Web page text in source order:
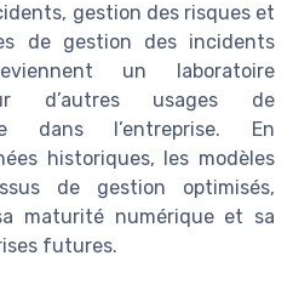
gestion des risques et
de gestion des incidents
un laboratoire
d’autres usages de
dans l’entreprise. En
historiques, les modèles
de gestion optimisés,
maturité numérique et sa
futures.